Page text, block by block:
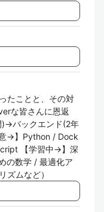
たことと、その対
な皆さんに恩返
)→バックエンド(2年
→】Python / Dock
【学習中→】深
の数学 / 最適化ア
ズムなど）